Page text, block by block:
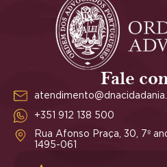
Fale
+351 912 138 500
Rua Afonso Praça, 30, 7º
1495-061